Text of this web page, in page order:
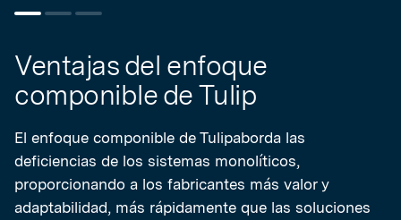
Ventajas del enfoque
componible de Tulip
El enfoque componible de Tulipaborda las
deficiencias de los sistemas monolíticos,
proporcionando a los fabricantes más valor y
adaptabilidad, más rápidamente que las soluciones